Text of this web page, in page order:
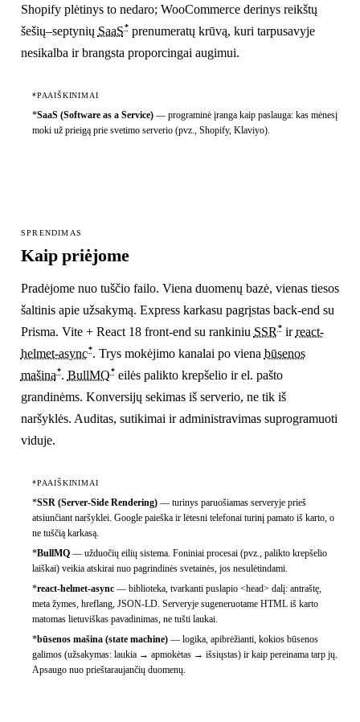
Shopify plėtinys to nedaro; WooCommerce derinys reikštų
šešių–septynių SaaS*prenumeratų krūvą, kuri tarpusavyje
nesikalba ir brangsta proporcingai augimui.
*PAAIŠKINIMAI
*SaaS (Software as a Service)— programinė įranga kaip paslauga: kas mėnesį
moki už prieigą prie svetimo serverio (pvz., Shopify, Klaviyo).
SPRENDIMAS
Kaip priėjome
Pradėjome nuo tuščio failo. Viena duomenų bazė, vienas tiesos
šaltinis apie užsakymą. Express karkasu pagrįstas back-end su
Prisma. Vite + React 18 front-end su rankiniu SSR *irreact-
helmet-async*. Trys mokėjimo kanalai po viena būsenos
mašina*. BullMQ*eilės palikto krepšelio ir el. pašto
grandinėms. Konversijų sekimas iš serverio, ne tik iš
naršyklės. Auditas, sutikimai ir administravimas suprogramuoti
viduje.
*PAAIŠKINIMAI
*SSR (Server-Side Rendering)— turinys paruošiamas serveryje prieš
atsiunčiant naršyklei. Google paieška ir lėtesni telefonai turinį pamato iš karto, o
ne tuščią karkasą.
*BullMQ— užduočių eilių sistema. Foniniai procesai (pvz., palikto krepšelio
laiškai) veikia atskirai nuo pagrindinės svetainės, jos nesulėtindami.
*react-helmet-async— biblioteka, tvarkanti puslapio <head> dalį: antraštę,
meta žymes, hreflang, JSON-LD. Serveryje sugeneruotame HTML iš karto
matomas lietuviškas pavadinimas, ne tušti laukai.
*būsenos mašina (state machine)— logika, apibrėžianti, kokios būsenos
galimos (užsakymas: laukia → apmokėtas → išsiųstas) ir kaip pereinama tarp jų.
Apsaugo nuo prieštaraujančių duomenų.